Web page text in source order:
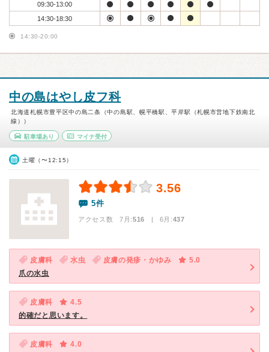
09:30-13:00
14:30-18:30
14:30-20:00
中の島はやし皮フ科
北海道札幌市豊平区中の島二条（中の島駅、幌平橋駅、平岸駅（札幌市営地下鉄南北
線））
駐車場あり マイナ受付
土曜（〜12:15）
3.56
5件
アクセス数 7月:516 | 6月:437
皮膚科 水虫 皮膚の発疹・かゆみ
5.0
爪の水虫
皮膚科
4.5
的確だと思います。
皮膚科
4.0